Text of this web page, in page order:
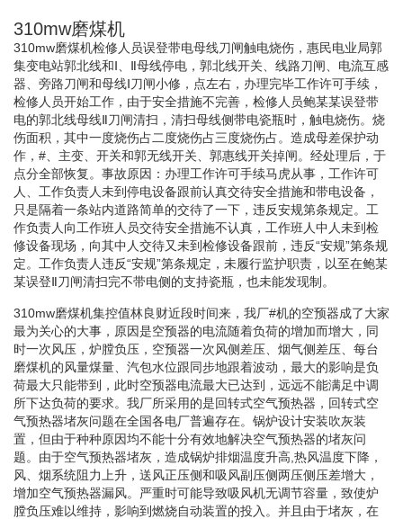
310mw磨煤机
310mw磨煤机检修人员误登带电母线刀闸触电烧伤，惠民电业局郭
集变电站郭北线和Ⅰ、Ⅱ母线停电，郭北线开关、线路刀闸、电流互感
器、旁路刀闸和母线Ⅰ刀闸小修，点左右，办理完毕工作许可手续，
检修人员开始工作，由于安全措施不完善，检修人员鲍某某误登带
电的郭北线母线Ⅱ刀闸清扫，清扫母线侧带电瓷瓶时，触电烧伤。烧
伤面积，其中一度烧伤占二度烧伤占三度烧伤占。造成母差保护动
作，#、主变、开关和郭无线开关、郭惠线开关掉闸。经处理后，于
点分全部恢复。事故原因：办理工作许可手续马虎从事，工作许可
人、工作负责人未到停电设备跟前认真交待安全措施和带电设备，
只是隔着一条站内道路简单的交待了一下，违反安规第条规定。工
作负责人向工作班人员交待安全措施不认真，工作班人中人未到检
修设备现场，向其中人交待又未到检修设备跟前，违反“安规”第条规
定。工作负责人违反“安规”第条规定，未履行监护职责，以至在鲍某
某误登Ⅱ刀闸清扫完不带电侧的支持瓷瓶，也未能发现制。
310mw磨煤机集控值林良财近段时间来，我厂#机的空预器成了大家
最为关心的大事，原因是空预器的电流随着负荷的增加而增大，同
时一次风压，炉膛负压，空预器一次风侧差压、烟气侧差压、每台
磨煤机的风量煤量、汽包水位跟同步地跟着波动，最大的影响是负
荷最大只能带到，此时空预器电流最大已达到，远远不能满足中调
所下达负荷的要求。我厂所采用的是回转式空气预热器，回转式空
气预热器堵灰问题在全国各电厂普遍存在。锅炉设计安装吹灰装
置，但由于种种原因均不能十分有效地解决空气预热器的堵灰问
题。由于空气预热器堵灰，造成锅炉排烟温度升高,热风温度下降，
风、烟系统阻力上升，送风正压侧和吸风副压侧两压侧压差增大，
增加空气预热器漏风。严重时可能导致吸风机无调节容量，致使炉
膛负压难以维持，影响到燃烧自动装置的投入。并且由于堵灰，在